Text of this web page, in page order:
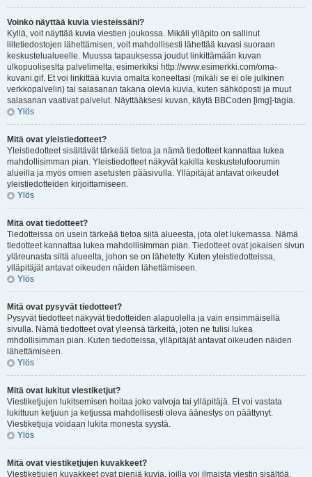
Voinko näyttää kuvia viesteissäni?
Kyllä, voit näyttää kuvia viestien joukossa. Mikäli ylläpito on sallinut
liitetiedostojen lähettämisen, voit mahdollisesti lähettää kuvasi suoraan
keskustelualueelle. Muussa tapauksessa joudut linkittämään kuvan
ulkopuoliseslta palvelimelta, esimerkiksi http://www.esimerkki.com/oma-
kuvani.gif. Et voi linkittää kuvia omalta koneeltasi (mikäli se ei ole julkinen
verkkopalvelin) tai salasanan takana olevia kuvia, kuten sähköposti ja muut
salasanan vaativat palvelut. Näyttääksesi kuvan, käytä BBCoden [img]-tagia.
Ylös
Mitä ovat yleistiedotteet?
Yleistiedotteet sisältävät tärkeää tietoa ja nämä tiedotteet kannattaa lukea
mahdollisimman pian. Yleistiedotteet näkyvät kakilla keskustelufoorumin
alueilla ja myös omien asetusten pääsivulla. Ylläpitäjät antavat oikeudet
yleistiedotteiden kirjoittamiseen.
Ylös
Mitä ovat tiedotteet?
Tiedotteissa on usein tärkeää tietoa siitä alueesta, jota olet lukemassa. Nämä
tiedotteet kannattaa lukea mahdollisimman pian. Tiedotteet ovat jokaisen sivun
yläreunasta siltä alueelta, johon se on lähetetty. Kuten yleistiedotteissa,
ylläpitäjät antavat oikeuden näiden lähettämiseen.
Ylös
Mitä ovat pysyvät tiedotteet?
Pysyvät tiedotteet näkyvät tiedotteiden alapuolella ja vain ensimmäisellä
sivulla. Nämä tiedotteet ovat yleensä tärkeitä, joten ne tulisi lukea
mhdollisimman pian. Kuten tiedotteissa, ylläpitäjät antavat oikeuden näiden
lähettämiseen.
Ylös
Mitä ovat lukitut viestiketjut?
Viestiketjujen lukitsemisen hoitaa joko valvoja tai ylläpitäjä. Et voi vastata
lukittuun ketjuun ja ketjussa mahdollisesti oleva äänestys on päättynyt.
Viestiketjuja voidaan lukita monesta syystä.
Ylös
Mitä ovat viestiketjujen kuvakkeet?
Viestiketjujen kuvakkeet ovat pieniä kuvia, joilla voi ilmaista viestin sisältöä.